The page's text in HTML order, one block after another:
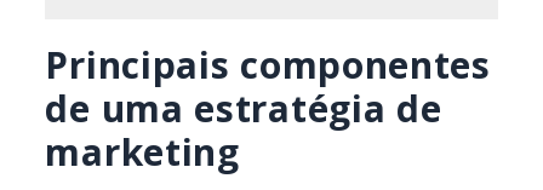
Principais componentes
de uma estratégia de
marketing